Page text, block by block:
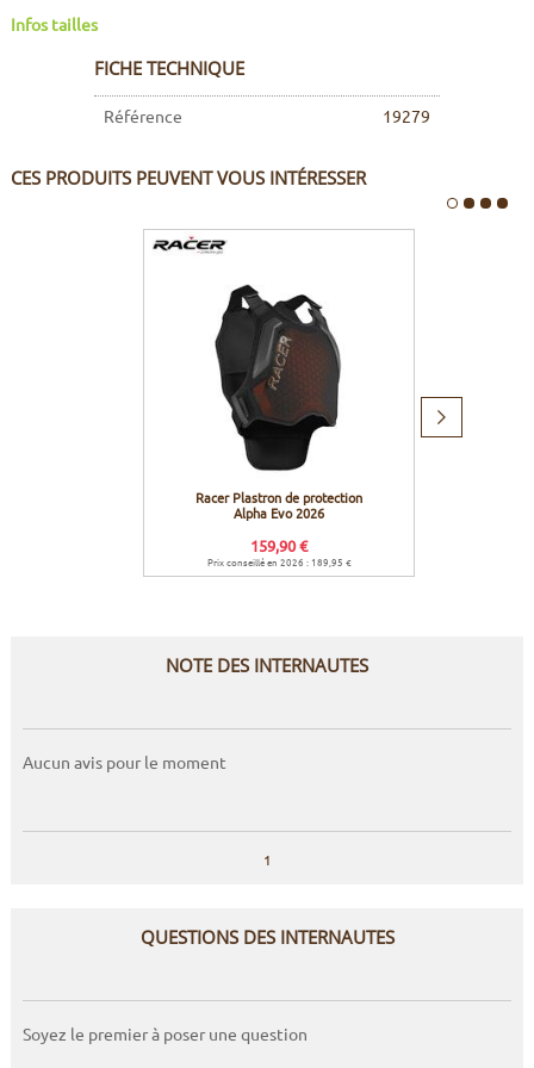
Infos tailles
FICHE TECHNIQUE
Référence 19279
CES PRODUITS PEUVENT VOUS INTÉRESSER
Racer Plastron de protection
Alpha Evo 2026
159,90 €
Prix conseillé en 2026 : 189,95 €
Produit
NOTE DES INTERNAUTES
Aucun avis pour le moment
1
QUESTIONS DES INTERNAUTES
Soyez le premier à poser une question